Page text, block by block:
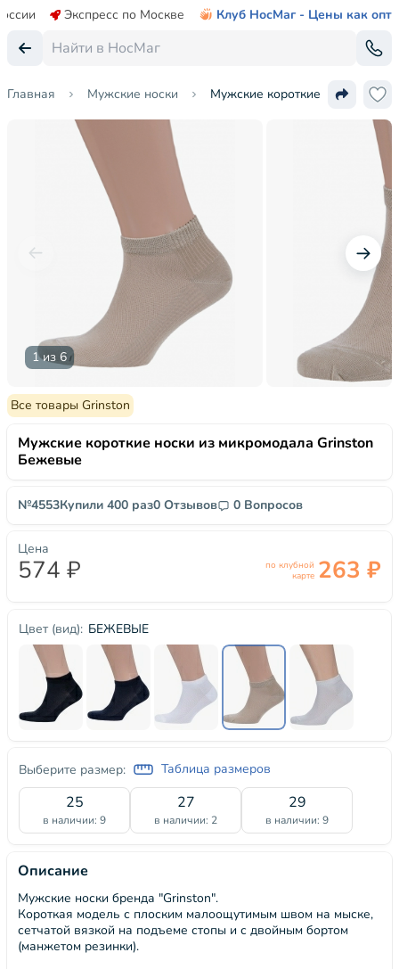
Экспресс по Москве Клуб НосМаг - Цены как опт
Главная Мужские носки Мужские короткие носки из
1 из 6
Все товары Grinston
Мужские короткие носки из микромодала Grinston
Бежевые
№4553Купили 400 раз0 Отзывов 0 Вопросов
Цвет (вид): БЕЖЕВЫЕ
Выберите размер: Таблица размеров
25
в наличии: 9
27
в наличии: 2
29
в наличии: 9
Цена
574 ₽
по клубной
карте 263 ₽
Описание
Мужские носки бренда "Grinston".
Короткая модель с плоским малоощутимым швом на мыске,
сетчатой вязкой на подъеме стопы и с двойным бортом
(манжетом резинки).